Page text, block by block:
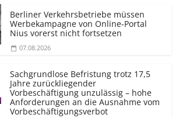
Berliner Verkehrsbetriebe müssen
Werbekampagne von Online-Portal
Nius vorerst nicht fortsetzen
07.08.2026
Sachgrundlose Befristung trotz 17,5
Jahre zurückliegender
Vorbeschäftigung unzulässig – hohe
Anforderungen an die Ausnahme vom
Vorbeschäf­tigungsverbot